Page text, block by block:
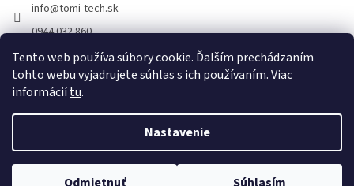
Tento web používa súbory cookie. Ďalším prechádzaním
tohto webu vyjadrujete súhlas s ich používaním. Viac
informáciítu.
Nastavenie
info@tomi-tech.sk
0944 032 860
https://www.facebook.com/tomitechsk/
tomi__tech/
Vytvoril Shoptet